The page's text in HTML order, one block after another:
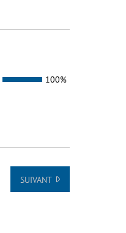
100%
SUIVANT